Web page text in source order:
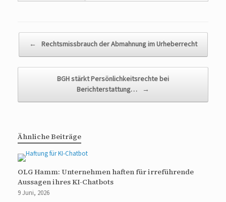
← Rechtsmissbrauch der Abmahnung im Urheberrecht
BGH stärkt Persönlichkeitsrechte bei
Berichterstattung…
→
Ähnliche Beiträge
OLG Hamm: Unternehmen haften für irreführende
Aussagen ihres KI-Chatbots
9 Juni, 2026